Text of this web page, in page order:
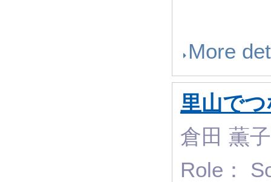
More
里山で
倉田 薫
Role：